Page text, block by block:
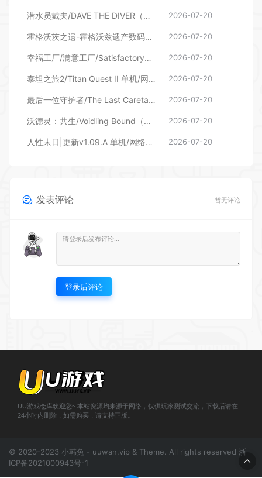
潜水员戴夫/DAVE THE DIVER（更新v1.0.6.2039—更新DLC） 2026-07-20
霍格沃茨之遗-霍格沃兹遗产数码豪华版（更新v1613387） 2026-07-20
幸福工厂/满意工厂/Satisfactory（更新v1.2.3.1 单机/网络联机） 2026-07-20
泰坦之旅2/Titan Quest II 单机/网络联机 更新v0.6.0.131864 2026-07-20
最后一位守护者/The Last Caretaker （更新v0.8.0.612115） 2026-07-20
沃德灵：共生/Voidling Bound（更新 v76319） 2026-07-20
人性末日|更新v1.09.A 单机/网络联机 单机/网络联机 |HumanitZ 2026-07-20
发表评论 暂无评论
登录后评论
UU游戏仓库欢迎您~ 本站资源均来源于网络，仅供玩家测试交流，下载后请在
24小时内删除，如需购买，请支持正版。
© 2020-2023 小韩兔 - uuwan.vip & Theme. All rights reserved 浙
ICP备2021000943号-1